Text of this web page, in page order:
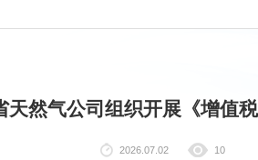
天然气公司组织开展《增值税
2026.07.02 10